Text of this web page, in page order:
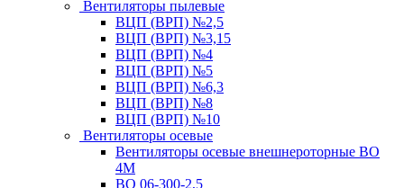
Вентиляторы пылевые
ВЦП (ВРП) №2,5
ВЦП (ВРП) №3,15
ВЦП (ВРП) №4
ВЦП (ВРП) №5
ВЦП (ВРП) №6,3
ВЦП (ВРП) №8
ВЦП (ВРП) №10
Вентиляторы осевые
Вентиляторы осевые внешнероторные ВО
4М
ВО 06-300-2,5